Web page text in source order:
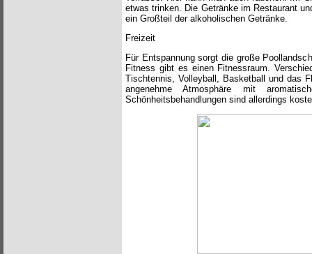
etwas trinken. Die Getränke im Restaurant
ein Großteil der alkoholischen Getränke.
Freizeit
Für Entspannung sorgt die große
Fitness gibt es einen Fitnessraum.
Tischtennis, Volleyball, Basketball und das
angenehme Atmosphäre mit
Schönheitsbehandlungen sind allerdings